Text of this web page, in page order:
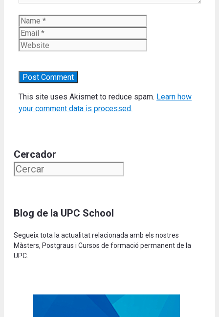
Name
This site uses Akismet to reduce spam. Learn how
your comment data is processed.
Cercador
Blog de la UPC School
Segueix tota la actualitat relacionada amb els nostres
Màsters, Postgraus i Cursos de formació permanent de la
UPC.